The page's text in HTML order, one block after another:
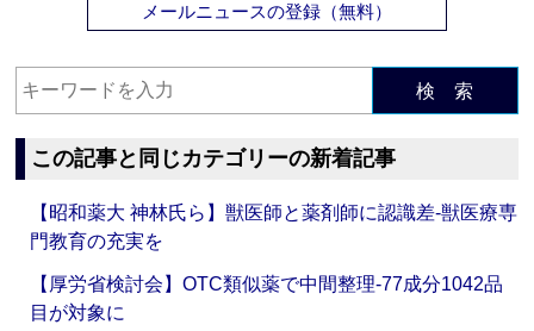
メールニュースの登録（無料）
検 索
この記事と同じカテゴリーの新着記事
【昭和薬大 神林氏ら】獣医師と薬剤師に認識差‐獣医療専
門教育の充実を
【厚労省検討会】OTC類似薬で中間整理‐77成分1042品
目が対象に